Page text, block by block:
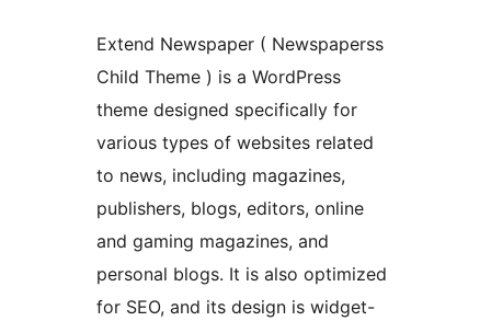
Extend Newspaper ( Newspaperss
Child Theme ) is a WordPress
theme designed specifically for
various types of websites related
to news, including magazines,
publishers, blogs, editors, online
and gaming magazines, and
personal blogs. It is also optimized
for SEO, and its design is widget-